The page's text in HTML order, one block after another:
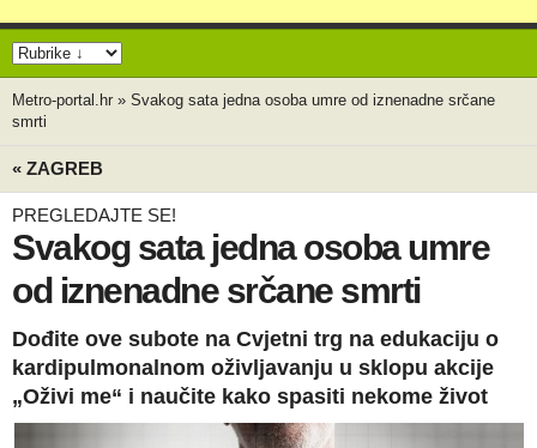
Metro-portal.hr » Svakog sata jedna osoba umre od iznenadne srčane
smrti
« ZAGREB
PREGLEDAJTE SE!
Svakog sata jedna osoba umre
od iznenadne srčane smrti
Dođite ove subote na Cvjetni trg na edukaciju o
kardipulmonalnom oživljavanju u sklopu akcije
„Oživi me“ i naučite kako spasiti nekome život